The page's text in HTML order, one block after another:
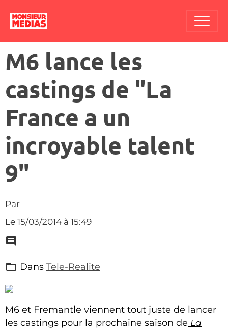
M6 lance les
castings de "La
France a un
incroyable talent
9"
Par
Le 15/03/2014 à 15:49
Dans Tele-Realite
M6 et Fremantle viennent tout juste de lancer
les castings pour la prochaine saison de La